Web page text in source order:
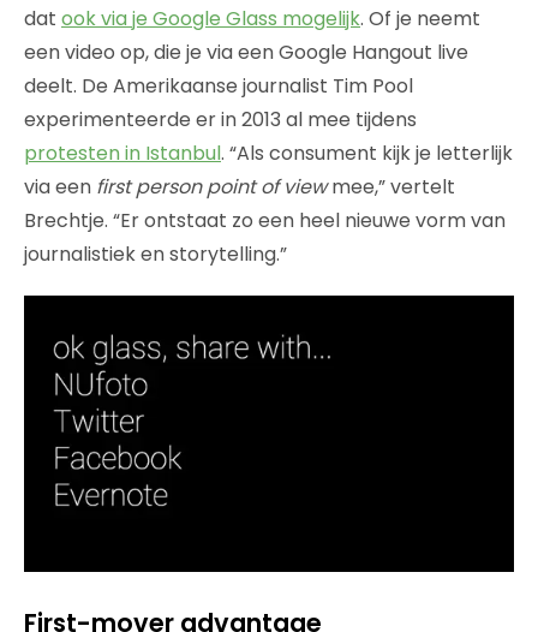
dat ook via je Google Glass mogelijk. Of je neemt
een video op, die je via een Google Hangout live
deelt. De Amerikaanse journalist Tim Pool
experimenteerde er in 2013 al mee tijdens
protesten in Istanbul. “Als consument kijk je letterlijk
via een first person point of viewmee,” vertelt
Brechtje. “Er ontstaat zo een heel nieuwe vorm van
journalistiek en storytelling.”
First-mover advantage